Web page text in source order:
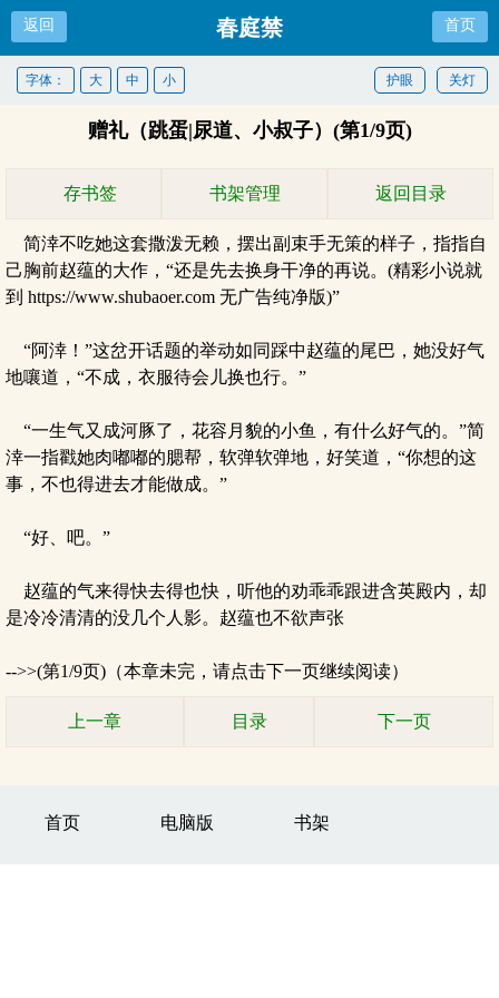
返回 春庭禁 首页
关灯
护眼
字体： 大 中 小
赠礼（跳蛋|尿道、小叔子）(第1/9页)
存书签 书架管理 返回目录
简涬不吃她这套撒泼无赖，摆出副束手无策的样子，指指自
己胸前赵蕴的大作，“还是先去换身干净的再说。(精彩小说就
到 https://www.shubaoer.com 无广告纯净版)”
“阿涬！”这岔开话题的举动如同踩中赵蕴的尾巴，她没好气
地嚷道，“不成，衣服待会儿换也行。”
“一生气又成河豚了，花容月貌的小鱼，有什么好气的。”简
涬一指戳她肉嘟嘟的腮帮，软弹软弹地，好笑道，“你想的这
事，不也得进去才能做成。”
“好、吧。”
赵蕴的气来得快去得也快，听他的劝乖乖跟进含英殿内，却
是冷冷清清的没几个人影。赵蕴也不欲声张
-->>(第1/9页)（本章未完，请点击下一页继续阅读）
上一章 目录 下一页
首页 电脑版 书架